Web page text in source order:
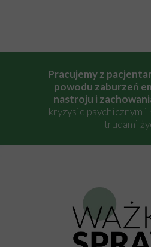
Pracujemy z
powodu zaburzeń
nastroju i
kryzysie psychicznym i
trudami